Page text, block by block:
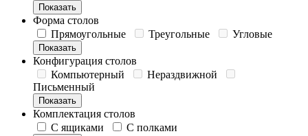
Показать
Форма столов
Прямоугольные
Треугольные Угловые
Показать
Конфигурация столов
Компьютерный
Нераздвижной
Письменный
Показать
Комплектация столов
С ящиками
С полками